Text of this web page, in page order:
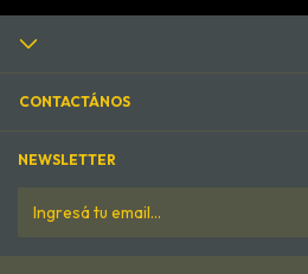
CONTACTÁNOS
NEWSLETTER